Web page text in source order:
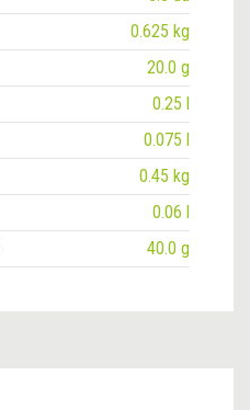
0.625 kg
20.0 g
0.25 l
0.075 l
0.45 kg
0.06 l
40.0 g